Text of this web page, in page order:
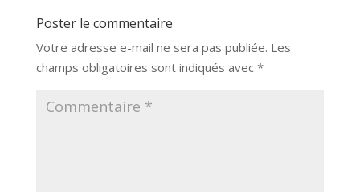
Poster le commentaire
Votre adresse e-mail ne sera pas publiée. Les
champs obligatoires sont indiqués avec *